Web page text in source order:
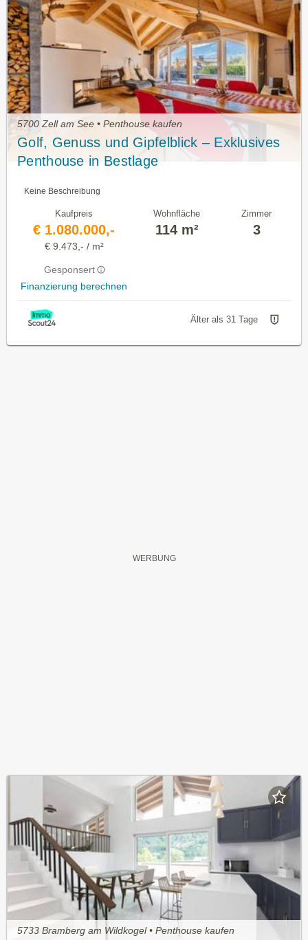
5700 Zell am See • Penthouse kaufen
Golf, Genuss und Gipfelblick – Exklusives
Penthouse in Bestlage
Keine Beschreibung
Kaufpreis
€ 1.080.000,-
€ 9.473,- / m²
Gesponsert
Finanzierung berechnen
Wohnfläche
114 m²
Zimmer
3
Älter als 31 Tage
5733 Bramberg am Wildkogel • Penthouse kaufen